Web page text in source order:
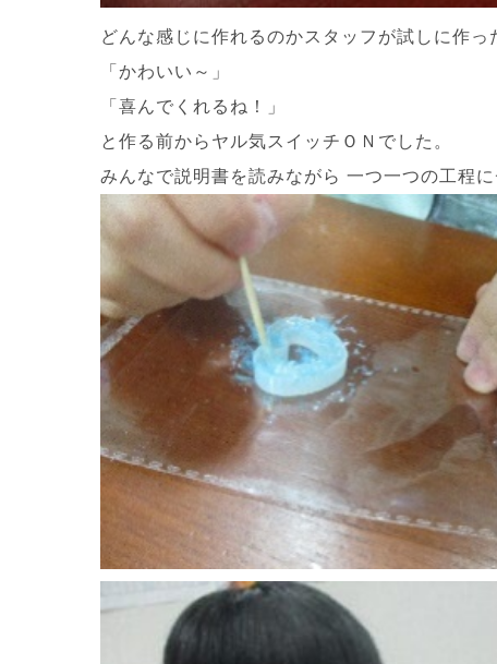
どんな感じに作れるのかスタッフが試しに作
「かわいい～」
「喜んでくれるね！」
と作る前からヤル気スイッチＯＮでした。
みんなで説明書を読みながら 一つ一つの工程に